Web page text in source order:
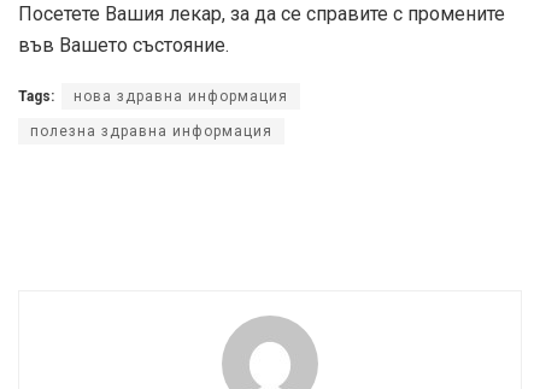
Посетете Вашия лекар, за да се справите с промените
във Вашето състояние.
Tags: нова здравна информация
полезна здравна информация